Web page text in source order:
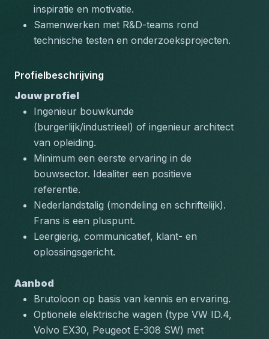
inspiratie en motivatie.
Samenwerken met R&D-teams rond
technische testen en onderzoeksprojecten.
Profielbeschrijving
Jouw profiel
Ingenieur bouwkunde
(burgerlijk/industrieel) of ingenieur architect
van opleiding.
Minimum een eerste ervaring in de
bouwsector. Idealiter een positieve
referentie.
Nederlandstalig (mondeling en schriftelijk).
Frans is een pluspunt.
Leergierig, communicatief, klant- en
oplossingsgericht.
Aanbod
Brutoloon op basis van kennis en ervaring.
Optionele elektrische wagen (type VW ID.4,
Volvo EX30, Peugeot E-308 SW) met